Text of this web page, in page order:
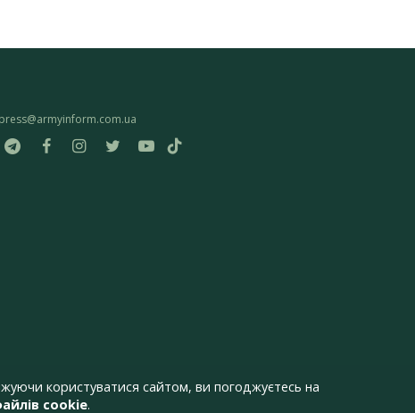
press@armyinform.com.ua
користуватися сайтом, ви погоджуєтесь на
cookie.